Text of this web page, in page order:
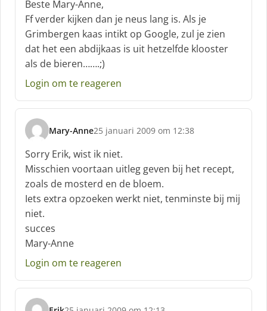
h
r
e
e
f
Beste Mary-Anne,
Ff verder kijken dan je neus lang is. Als je
Grimbergen kaas intikt op Google, zul je zien
dat het een abdijkaas is uit hetzelfde klooster
als de bieren…….;)
Login om te reageren
Mary-Anne
s
c
h
r
e
e
f
25 januari 2009 om 12:38
Sorry Erik, wist ik niet.
Misschien voortaan uitleg geven bij het recept,
zoals de mosterd en de bloem.
Iets extra opzoeken werkt niet, tenminste bij mij
niet.
succes
Mary-Anne
Login om te reageren